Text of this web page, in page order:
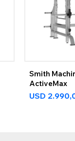
Smith
ActiveMax
USD